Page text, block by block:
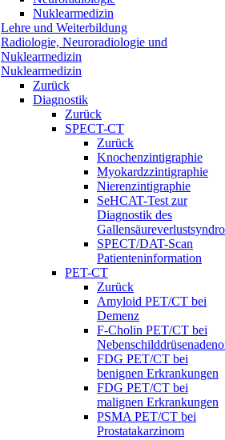
Nuklearmedizin
Lehre und Weiterbildung
Radiologie, Neuroradiologie und
Nuklearmedizin
Nuklearmedizin
Zurück
Diagnostik
Zurück
SPECT-CT
Zurück
Knochenzintigraphie
Myokardzzintigraphie
Nierenzintigraphie
SeHCAT-Test zur
Diagnostik des
SPECT/DAT-Scan
Patienteninformation
PET-CT
Zurück
Amyloid PET/CT bei
Demenz
F-Cholin PET/CT bei
FDG PET/CT bei
benignen Erkrankungen
FDG PET/CT bei
malignen Erkrankungen
PSMA PET/CT bei
Prostatakarzinom